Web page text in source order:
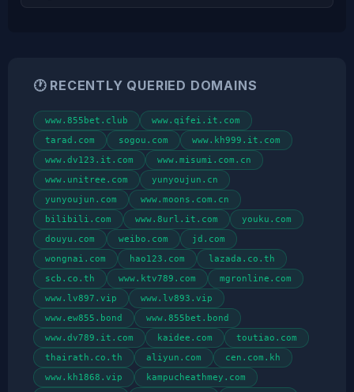
🕐 RECENTLY QUERIED DOMAINS
www.855bet.club
www.qifei.it.com
tarad.com
sogou.com
www.kh999.it.com
www.dv123.it.com
www.misumi.com.cn
www.unitree.com
yunyoujun.cn
yunyoujun.com
www.moons.com.cn
bilibili.com
www.8url.it.com
youku.com
douyu.com
weibo.com
jd.com
wongnai.com
hao123.com
lazada.co.th
scb.co.th
www.ktv789.com
mgronline.com
www.lv897.vip
www.lv893.vip
www.ew855.bond
www.855bet.bond
www.dv789.it.com
kaidee.com
toutiao.com
thairath.co.th
aliyun.com
cen.com.kh
www.kh1868.vip
kampucheathmey.com